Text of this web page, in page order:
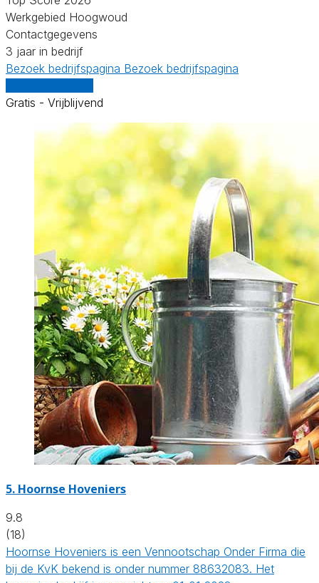
Werkgebied Hoogwoud
Contactgegevens
3 jaar in bedrijf
Bezoek bedrijfspagina Bezoek bedrijfspagina
Gratis - Vrijblijvend
5. Hoornse Hoveniers
9.8
(18)
Hoornse Hoveniers is een Vennootschap Onder Firma die
bij de KvK bekend is onder nummer 88632083. Het